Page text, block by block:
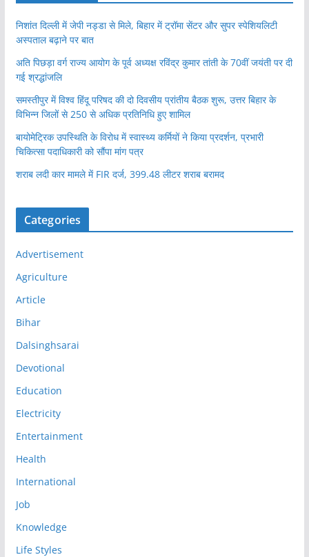
निशांत दिल्ली में जेपी नड्डा से मिले, बिहार में ट्रॉमा सेंटर और सुपर स्पेशियलिटी
अस्पताल बढ़ाने पर बात
अति पिछड़ा वर्ग राज्य आयोग के पूर्व अध्यक्ष रविंद्र कुमार तांती के 70वीं जयंती पर दी
गई श्रद्धांजलि
समस्तीपुर में विश्व हिंदू परिषद की दो दिवसीय प्रांतीय बैठक शुरू, उत्तर बिहार के
विभिन्न जिलों से 250 से अधिक प्रतिनिधि हुए शामिल
बायोमेट्रिक उपस्थिति के विरोध में स्वास्थ्य कर्मियों ने किया प्रदर्शन, प्रभारी
चिकित्सा पदाधिकारी को सौंपा मांग पत्र
शराब लदी कार मामले में FIR दर्ज, 399.48 लीटर शराब बरामद
Categories
Advertisement
Agriculture
Article
Bihar
Dalsinghsarai
Devotional
Education
Electricity
Entertainment
Health
International
Job
Knowledge
Life Styles